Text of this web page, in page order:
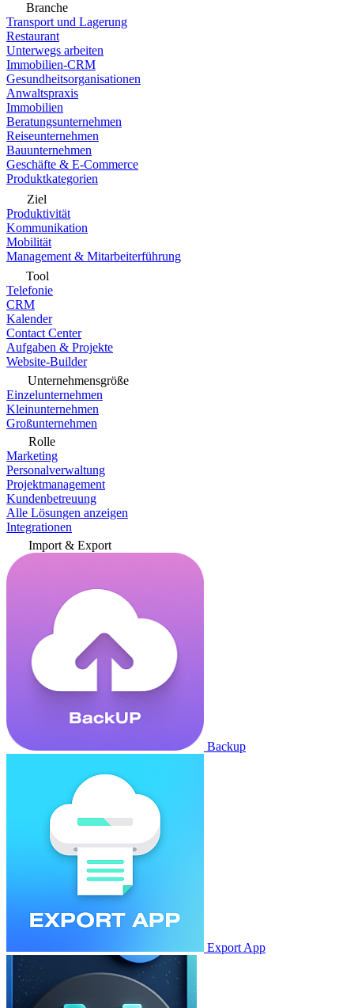
Branche
Transport und Lagerung
Restaurant
Unterwegs arbeiten
Immobilien-CRM
Gesundheitsorganisationen
Anwaltspraxis
Immobilien
Beratungsunternehmen
Reiseunternehmen
Bauunternehmen
Geschäfte & E-Commerce
Produktkategorien
Ziel
Produktivität
Kommunikation
Mobilität
Management & Mitarbeiterführung
Tool
Telefonie
CRM
Kalender
Contact Center
Aufgaben & Projekte
Website-Builder
Unternehmensgröße
Einzelunternehmen
Kleinunternehmen
Großunternehmen
Rolle
Marketing
Personalverwaltung
Projektmanagement
Kundenbetreuung
Alle Lösungen anzeigen
Integrationen
Import & Export
Backup
Export App